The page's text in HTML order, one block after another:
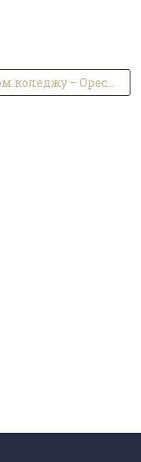
Зустріч із другом коледжу – Орестом Євгеновичем Оклієвичем.